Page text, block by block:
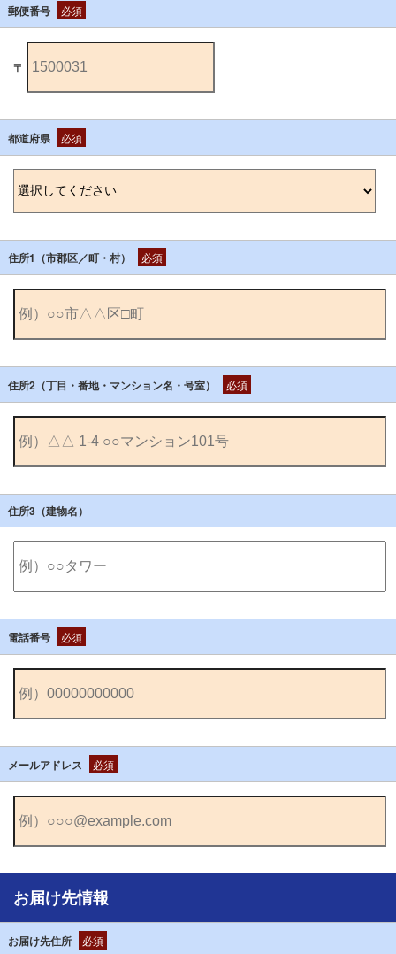
郵便番号 必須
〒
都道府県 必須
住所1（市郡区／町・村） 必須
住所2（丁目・番地・マンション名・号室） 必須
住所3（建物名）
電話番号 必須
メールアドレス 必須
お届け先情報
お届け先住所 必須